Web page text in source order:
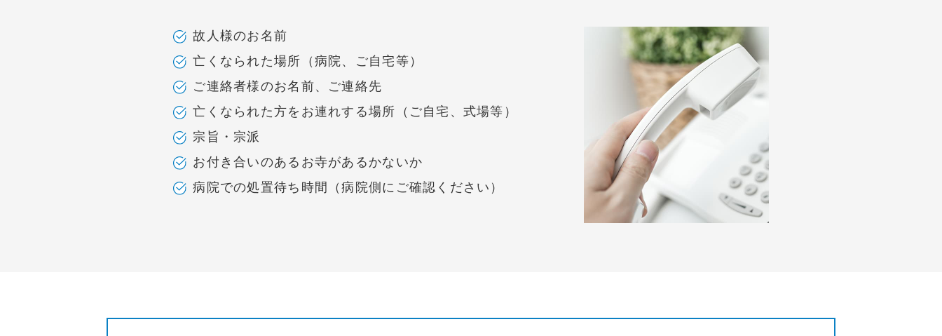
故人様のお名前
亡くなられた場所（病院、ご自宅等）
ご連絡者様のお名前、ご連絡先
亡くなられた方をお連れする場所（ご自宅、式場等）
宗旨・宗派
お付き合いのあるお寺があるかないか
病院での処置待ち時間（病院側にご確認ください）